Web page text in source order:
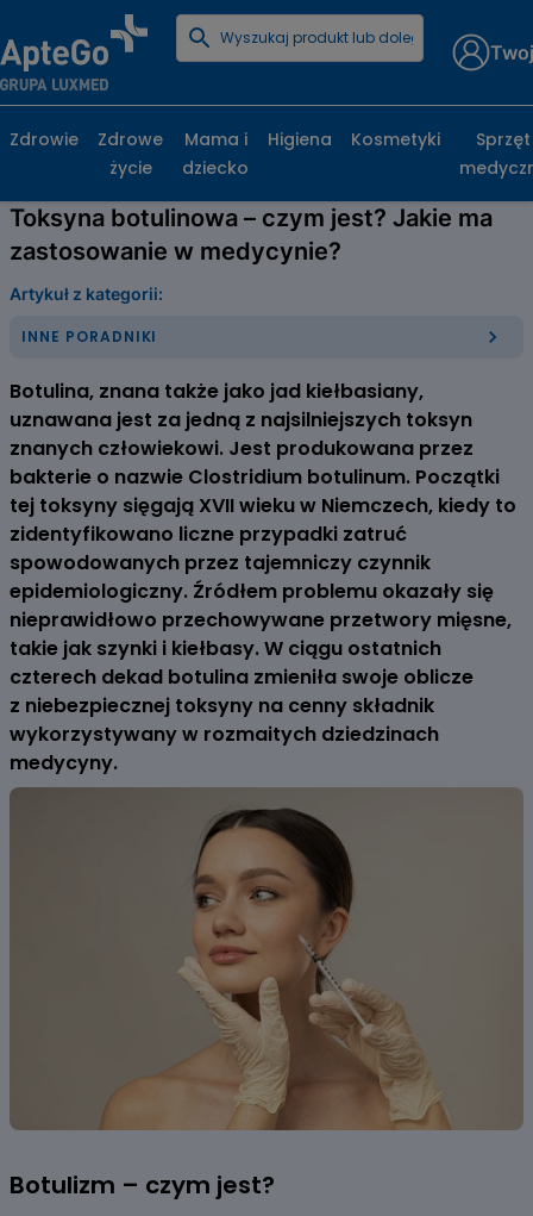
Strona główna
w medycynie?
Toksyna botulinowa – czym jest? Jakie ma
zastosowanie w medycynie?
Artykuł z kategorii:
INNE PORADNIKI
Botulina, znana także jako jad kiełbasiany,
uznawana jest za jedną z najsilniejszych toksyn
znanych człowiekowi. Jest produkowana przez
bakterie o nazwie Clostridium botulinum. Początki
tej toksyny sięgają XVII wieku w Niemczech, kiedy to
zidentyfikowano liczne przypadki zatruć
spowodowanych przez tajemniczy czynnik
epidemiologiczny. Źródłem problemu okazały się
nieprawidłowo przechowywane przetwory mięsne,
takie jak szynki i kiełbasy. W ciągu ostatnich
czterech dekad botulina zmieniła swoje oblicze
z niebezpiecznej toksyny na cenny składnik
wykorzystywany w rozmaitych dziedzinach
medycyny.
Botulizm – czym jest?
Zdrowie
Zdrowe
życie
Mama i
dziecko
Higiena Kosmetyki
Sprzęt